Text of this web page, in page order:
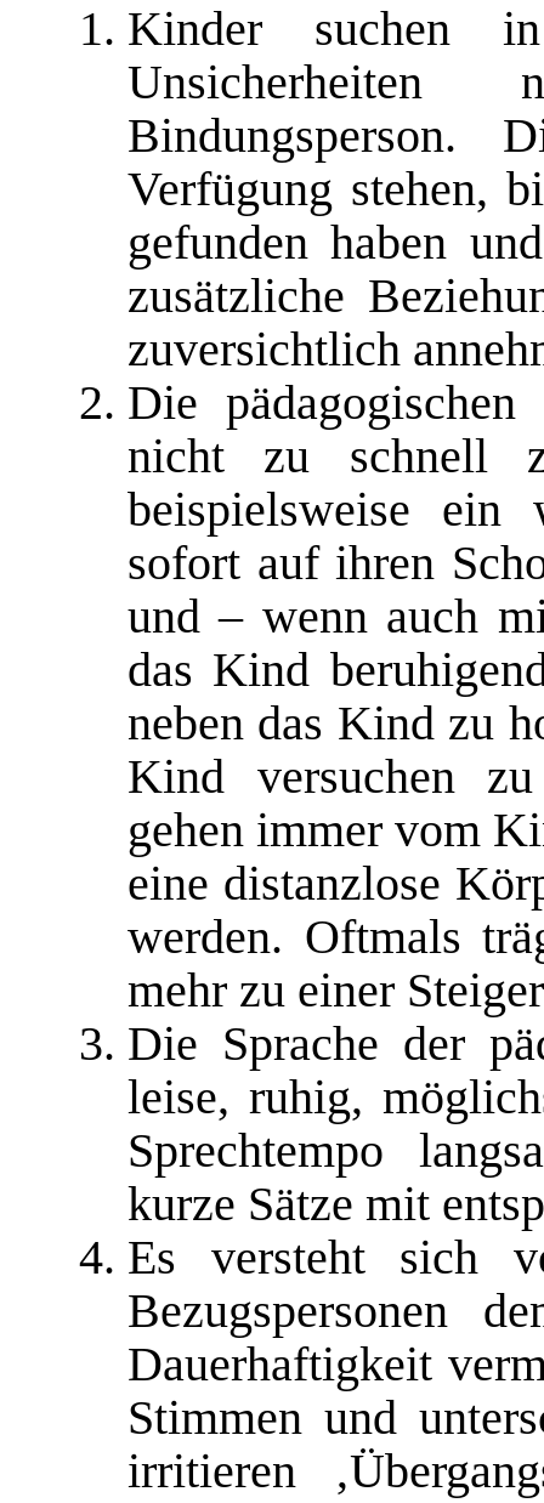
Kinder suchen
Unsicherheiten
Bindungsperson.
Verfügung stehen,
gefunden haben
zusätzliche
zuversichtlich
Die
nicht zu schnell
beispielsweise ein
sofort auf ihren
und – wenn auch
das Kind
neben das Kind zu
Kind versuchen zu
gehen immer vom
eine distanzlose
werden. Oftmals
mehr zu einer
Die Sprache der
leise, ruhig,
Sprechtempo
kurze Sätze mit
Es versteht sich
Bezugspersonen
Dauerhaftigkeit
Stimmen und
irritieren